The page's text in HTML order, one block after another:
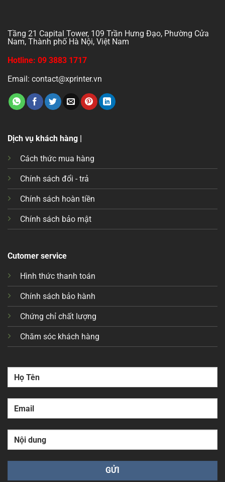
Tầng 21 Capital Tower, 109 Trần Hưng Đạo, Phường Cửa
Nam, Thành phố Hà Nội, Việt Nam
Hotline: 09 3883 1717
Email: contact@xprinter.vn
Dịch vụ khách hàng |
Cách thức mua hàng
Chính sách đổi - trả
Chính sách hoàn tiền
Chính sách bảo mật
Cutomer service
Hình thức thanh toán
Chính sách bảo hành
Chứng chỉ chất lượng
Chăm sóc khách hàng